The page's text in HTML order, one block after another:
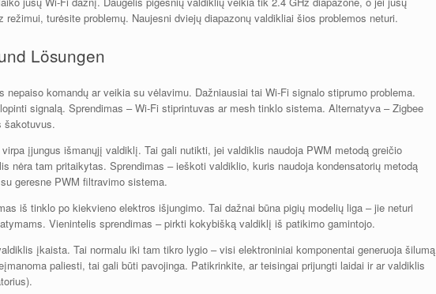
turėsite problemų. Naujesni dviejų diapazonų valdikliai šios problemos neturi.
Lösungen
nepaiso komandų ar veikia su vėlavimu. Dažniausiai tai Wi-Fi signalo stiprumo problema.
signalą. Sprendimas – Wi-Fi stiprintuvas ar mesh tinklo sistema. Alternatyva – Zigbee
šakotuvus.
įjungus išmanųjį valdiklį. Tai gali nutikti, jei valdiklis naudoja PWM metodą greičio
nėra tam pritaikytas. Sprendimas – ieškoti valdiklio, kuris naudoja kondensatorių metodą
geresne PWM filtravimo sistema.
iš tinklo po kiekvieno elektros išjungimo. Tai dažnai būna pigių modelių liga – jie neturi
Vienintelis sprendimas – pirkti kokybišką valdiklį iš patikimo gamintojo.
įkaista. Tai normalu iki tam tikro lygio – visi elektroniniai komponentai generuoja
paliesti, tai gali būti pavojinga. Patikrinkite, ar teisingai prijungti laidai ir ar valdiklis